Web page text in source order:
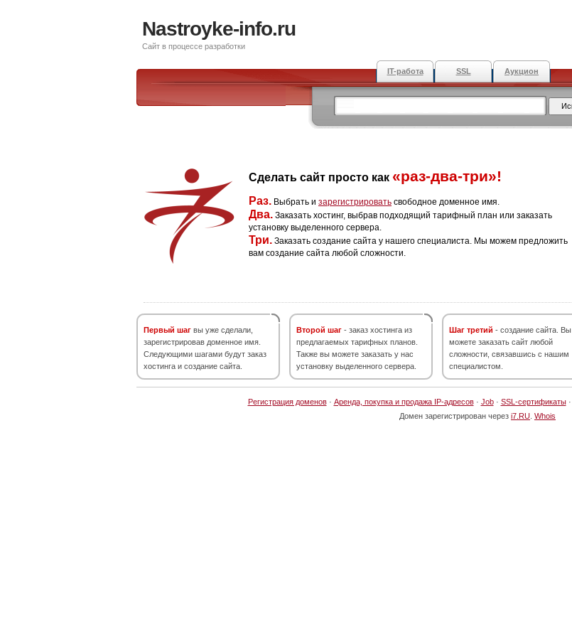
Nastroyke-info.ru
Сайт в процессе разработки
IT-работа SSL Аукцион
Сделать сайт просто как «раз-два-три»!
Раз. Выбрать и зарегистрировать свободное доменное имя.
Два. Заказать хостинг, выбрав подходящий тарифный план или заказать
установку выделенного сервера.
Три. Заказать создание сайта у нашего специалиста. Мы можем предложить
вам создание сайта любой сложности.
Первый шаг вы уже сделали,
зарегистрировав доменное имя.
Следующими шагами будут заказ
хостинга и создание сайта.
Второй шаг - заказ хостинга из
предлагаемых тарифных планов.
Также вы можете заказать у нас
установку выделенного сервера.
Шаг третий - создание сайта. Вы
можете заказать сайт любой
сложности, связавшись с нашим
специалистом.
Регистрация доменов· Аренда, покупка и продажа IP-адресов· Job· SSL-сертификаты·
Домен зарегистрирован через i7.RU Whois